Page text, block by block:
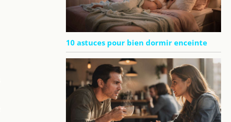
10 astuces pour bien dormir enceinte